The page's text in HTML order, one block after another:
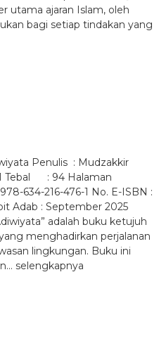
utama ajaran Islam, oleh
bagi setiap tindakan yang
Penulis : Mudzakkir
Tebal : 94 Halaman
634-216-476-1 No. E-ISBN :
Adab : September 2025
adalah buku ketujuh
menghadirkan perjalanan
lingkungan. Buku ini
selengkapnya